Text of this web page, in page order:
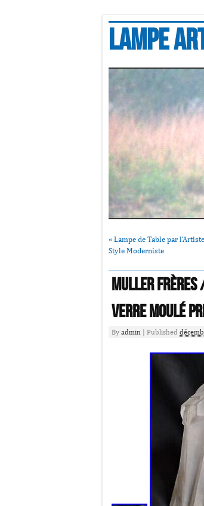
Lampe
« Lampe de Table par
Style Moderniste
Muller Frères
verre moulé
By admin Published